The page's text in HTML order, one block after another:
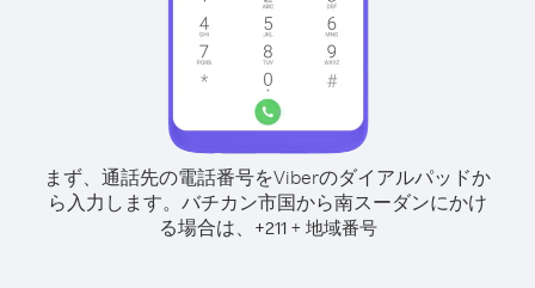
まず、通話先の電話番号をViberのダイアルパッドか
ら入力します。 バチカン市国から南スーダンにかけ
る場合は、
+211+ 地域番号